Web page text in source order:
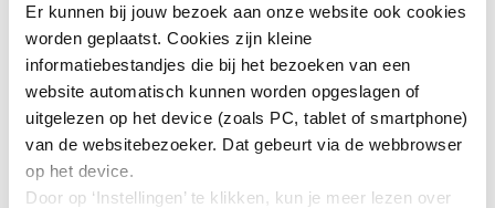
Er kunnen bij jouw bezoek aan onze website ook cookies
worden geplaatst. Cookies zijn kleine
informatiebestandjes die bij het bezoeken van een
website automatisch kunnen worden opgeslagen of
uitgelezen op het device (zoals PC, tablet of smartphone)
van de websitebezoeker. Dat gebeurt via de webbrowser
op het device.
Door op ‘Instellingen’ te klikken, kun je meer lezen over
plaatsvindt. Werkgevers, werknemers, sociale partners,
arbodiensten en -deskundigen en andere actoren
hebben hierin een belangrijke rol.
De algemene handreiking COVID-19 biedt informatie
en advies over het nemen van preventieve
maatregelen en is gebaseerd op huidige
wetenschappelijke inzichten en de maatregelen van de